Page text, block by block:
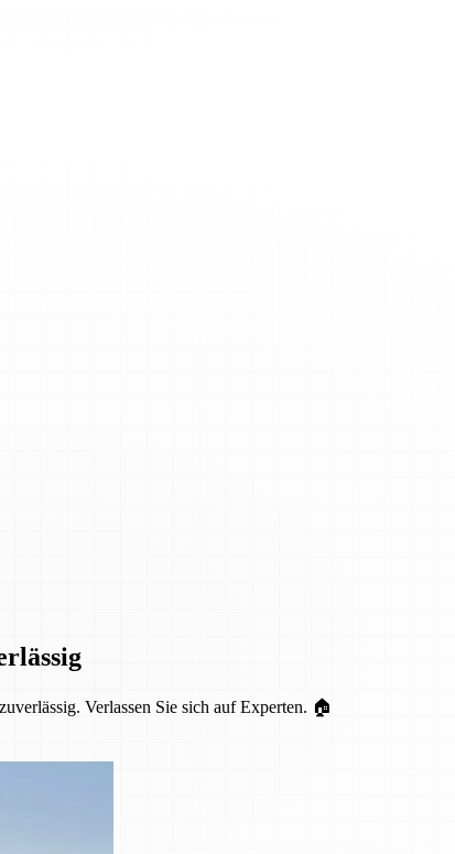
Verlassen Sie sich auf Experten. 🏠